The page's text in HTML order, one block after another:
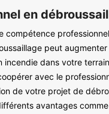
en
compétence
peut augmenter
incendie dans votre
avec le
de votre projet de
avantages